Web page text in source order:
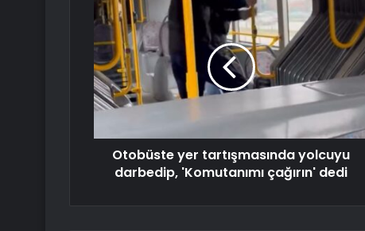
Otobüste yer tartışmasında yolcuyu
darbedip, 'Komutanımı çağırın' dedi